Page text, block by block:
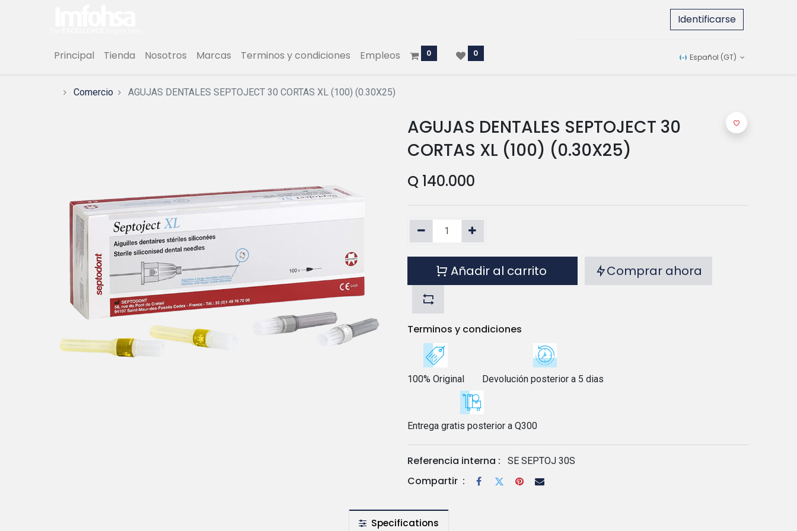
Identificarse
Principal Tienda Nosotros Marcas Terminos y condiciones Empleos 0 0 Español (GT)
Comercio AGUJAS DENTALES SEPTOJECT 30 CORTAS XL (100) (0.30X25)
AGUJAS DENTALES SEPTOJECT 30
CORTAS XL (100) (0.30X25)
Q 140.000
Añadir al carrito Comprar ahora
Terminos y condiciones
100% Original Devolución posterior a 5 dias
Entrega gratis posterior a Q300
Referencia interna : SE SEPTOJ 30S
Compartir :
Specifications